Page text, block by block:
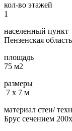
кол-во этажей
1
населенный пункт
Пензенская
площадь
75 м2
размеры
7 х 7 м
материал стен/
Брус сечением